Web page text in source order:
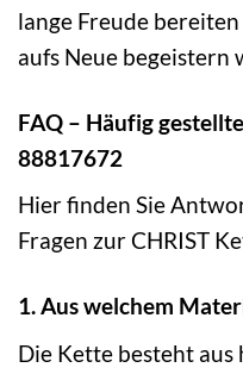
lange Freude
aufs Neue begeistern
FAQ – Häufig
88817672
Hier finden Sie
Fragen zur CHRIST
1. Aus welchem
Die Kette besteht